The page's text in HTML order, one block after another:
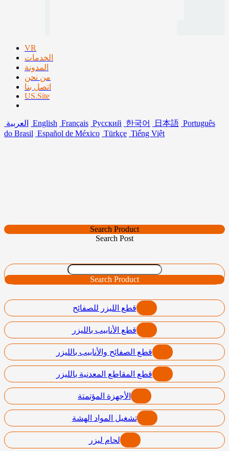
VR
الخدمات
المدونة
من نحن
اتصل بنا
US.Site
العربية English Français Русский 한국어 日本語 Português
do Brasil Español de México Türkçe Tiếng Việt
Search Product
Search Post
Search Product
قطع الليزر للصفائح
قطع الأنابيب بالليزر
قطع الصفائح والأنابيب بالليزر
قطع المقاطع المعدنية بالليزر
الأجهزة المؤتمتة
تشغيل المواد الهشة
لحام ليزر